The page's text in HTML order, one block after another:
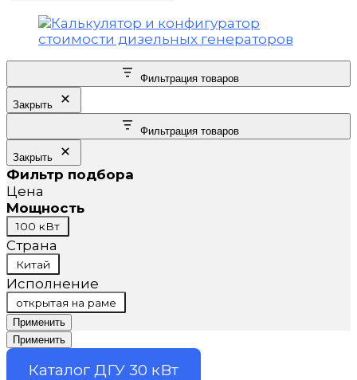
Фильтрация товаров
Закрыть
Фильтрация товаров
Закрыть
Фильтр подбора
Цена
Мощность
Мощность
100 кВт
Страна
Страна
Китай
Исполнение
Исполнение
открытая на раме
Применить
Применить
Каталог ДГУ 30 кВт